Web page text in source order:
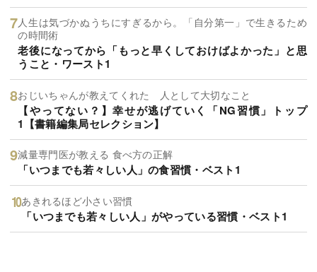
人生は気づかぬうちにすぎるから。「自分第一」で生きるため
の時間術
老後になってから「もっと早くしておけばよかった」と思
うこと・ワースト1
おじいちゃんが教えてくれた 人として大切なこと
【やってない？】幸せが逃げていく「NG習慣」トップ
1【書籍編集局セレクション】
減量専門医が教える 食べ方の正解
「いつまでも若々しい人」の食習慣・ベスト1
あきれるほど小さい習慣
「いつまでも若々しい人」がやっている習慣・ベスト1